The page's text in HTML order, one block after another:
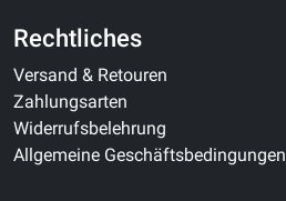
Rechtliches
Versand & Retouren
Zahlungsarten
Widerrufsbelehrung
Allgemeine Geschäftsbedingungen